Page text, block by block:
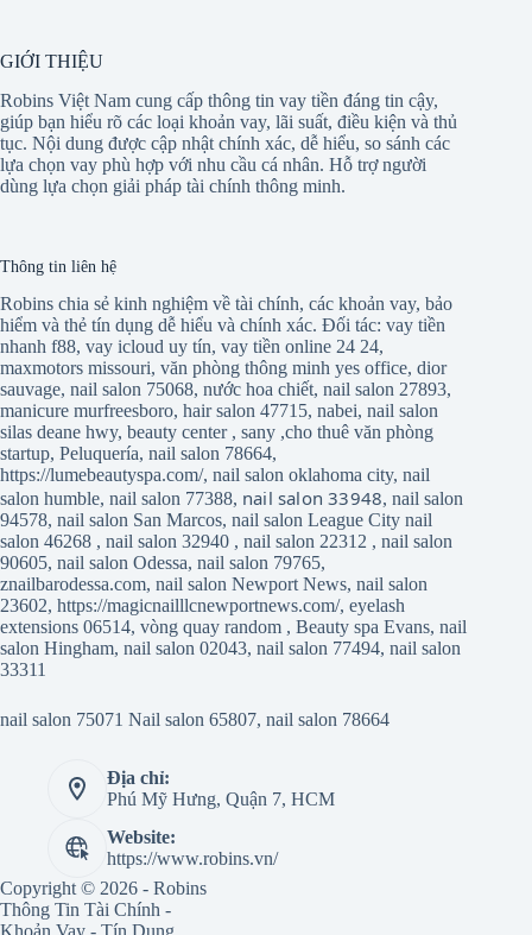
GIỚI THIỆU
Robins Việt Nam cung cấp thông tin vay tiền đáng tin cậy,
giúp bạn hiểu rõ các loại khoản vay, lãi suất, điều kiện và thủ
tục. Nội dung được cập nhật chính xác, dễ hiểu, so sánh các
lựa chọn vay phù hợp với nhu cầu cá nhân. Hỗ trợ người
dùng lựa chọn giải pháp tài chính thông minh.
Thông tin liên hệ
Robins chia sẻ kinh nghiệm về tài chính, các khoản vay, bảo
hiểm và thẻ tín dụng dễ hiểu và chính xác. Đối tác: vay tiền
nhanh f88, vay icloud uy tín, vay tiền online 24 24,
maxmotors missouri, văn phòng thông minh yes office, dior
sauvage, nail salon 75068, nước hoa chiết, nail salon 27893,
manicure murfreesboro, hair salon 47715, nabei, nail salon
silas deane hwy, beauty center, sany ,cho thuê văn phòng
startup, Peluquería, nail salon 78664,
https://lumebeautyspa.com/, nail salon oklahoma city, nail
salon humble, nail salon 77388, nail salon 33948,nail salon
94578, nail salon San Marcos, nail salon League City nail
salon 46268 , nail salon 32940 , nail salon 22312 , nail salon
90605, nail salon Odessa, nail salon 79765,
znailbarodessa.com, nail salon Newport News, nail salon
23602, https://magicnailllcnewportnews.com/, eyelash
extensions 06514, vòng quay random , Beauty spa Evans, nail
salon Hingham, nail salon 02043, nail salon 77494, nail salon
33311
nail salon 75071 Nail salon 65807, nail salon 78664
Địa chỉ:
Phú Mỹ Hưng, Quận 7, HCM
Website:
https://www.robins.vn/
Copyright © 2026 - Robins
Thông Tin Tài Chính -
Khoản Vay - Tín Dụng